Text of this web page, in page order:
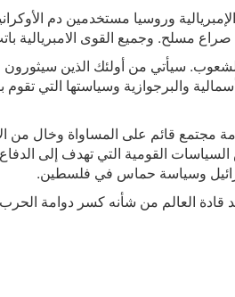
وروسيا مستخدمين دم
صراع مسلح. وجميع القوى
سيأتي من أولئك الذين سيثورون
والبرجوازية وسياستها التي
مجتمع قائم على المساواة وخال من
القومية التي تهدف إلى
وسياسة حماس في فلسطين.
العالم من شأنه كسر دوامة الحرب